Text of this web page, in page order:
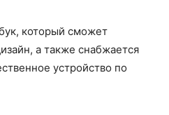
который сможет
а также снабжается
устройство по